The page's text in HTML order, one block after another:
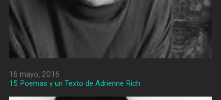
16 mayo, 2016
15 Poemas y un Texto de Adrienne Rich